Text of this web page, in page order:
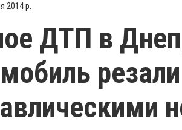
2014 р.
ДТП в
резали